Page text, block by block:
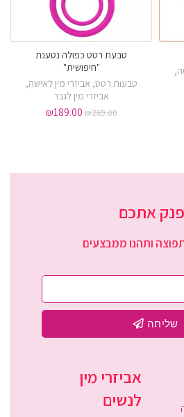
,
טבעת רטט כפולה נטענת
"חיפושית"
טבעות רטט, אביזרי מין לאישה,
אביזרי מין לגבר
₪269.00
₪189.00
אתכם
ותהנו ממבצעים
שליחה
אביזרי מין
לנשים